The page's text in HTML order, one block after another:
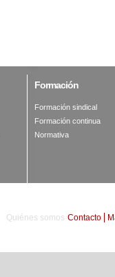
Formación
Formación sindical
Formación continua
Normativa
Quiénes somos Contacto